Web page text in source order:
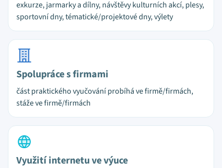
exkurze, jarmarky a dílny, návštěvy kulturních akcí, plesy,
sportovní dny, tématické/projektové dny, výlety
Spolupráce s firmami
část praktického vyučování probíhá ve firmě/firmách,
stáže ve firmě/firmách
Využití internetu ve výuce